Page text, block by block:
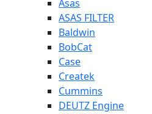
Asas
ASAS FILTER
Baldwin
BobCat
Case
Createk
Cummins
DEUTZ Engine